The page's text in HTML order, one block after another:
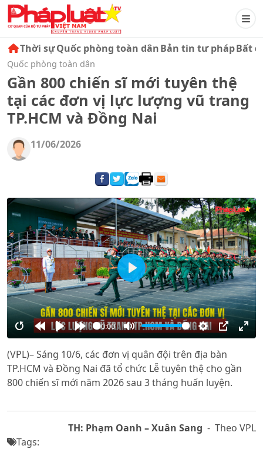
Thời sựQuốc phòng toàn dânBản tin tư phápBất
Quốc phòng toàn dân
Gần 800 chiến sĩ mới tuyên thệ
tại các đơn vị lực lượng vũ trang
TP.HCM và Đồng Nai
11/06/2026
RestartRewind
10s
PlayForward
10s
00:00
Mute Settings
PIP
Play
(VPL)– Sáng 10/6, các đơn vị quân đội trên địa bàn
TP.HCM và Đồng Nai đã tổ chức Lễ tuyên thệ cho gần
800 chiến sĩ mới năm 2026 sau 3 tháng huấn luyện.
TH: Phạm Oanh – Xuân Sang - Theo VPL
Tags: